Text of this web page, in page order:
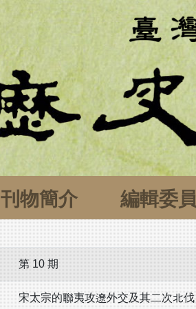
刊物簡介 編輯委員
第 10 期
宋太宗的聯夷攻遼外交及其二次北伐